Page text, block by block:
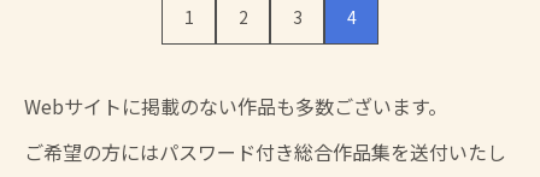
1 2 3 4
Webサイトに掲載のない作品も多数ございます。
ご希望の方にはパスワード付き総合作品集を送付いたし